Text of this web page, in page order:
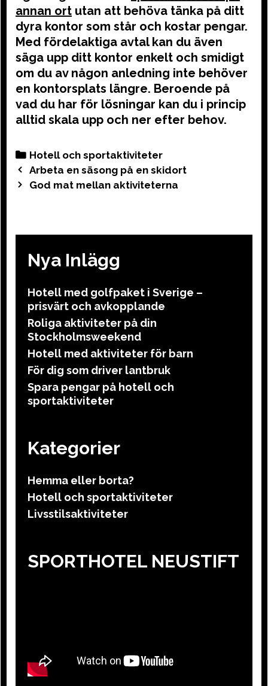
annan ort utan att behöva tänka på ditt
dyra kontor som står och kostar pengar.
Med fördelaktiga avtal kan du även
säga upp ditt kontor enkelt och smidigt
om du av någon anledning inte behöver
en kontorsplats längre. Beroende på
vad du har för lösningar kan du i princip
alltid skala upp och ner efter behov.
Categories
Hotell och sportaktiviteter
Post
navigation
Arbeta en säsong på en skidort
God mat mellan aktiviteterna
Nya Inlägg
Hotell med golfpaket i Sverige –
prisvärt och avkopplande
Roliga aktiviteter på din
Stockholmsweekend
Hotell med aktiviteter för barn
För dig som driver lantbruk
Spara pengar på hotell och
sportaktiviteter
Kategorier
Hemma eller borta?
Hotell och sportaktiviteter
Livsstilsaktiviteter
SPORTHOTEL NEUSTIFT